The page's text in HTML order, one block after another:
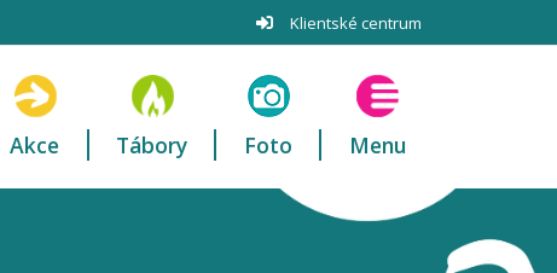
Klientské centrum
Akce Tábory Foto Menu